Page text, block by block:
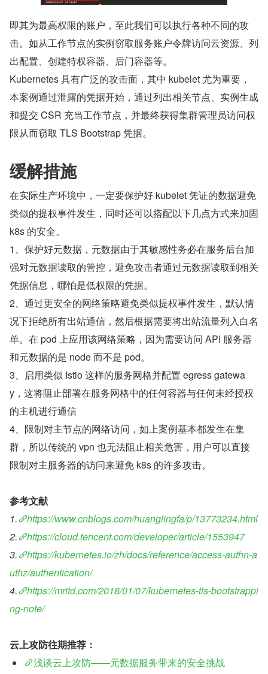
即其为最高权限的账户，至此我们可以执行各种不同的攻
击。如从工作节点的实例窃取服务账户令牌访问云资源、列
出配置、创建特权容器、后门容器等。
Kubernetes 具有广泛的攻击面，其中 kubelet 尤为重要，
本案例通过泄露的凭据开始，通过列出相关节点、实例生成
和提交 CSR 充当工作节点，并最终获得集群管理员访问权
限从而窃取 TLS Bootstrap 凭据。
缓解措施
在实际生产环境中，一定要保护好 kubelet 凭证的数据避免
类似的提权事件发生，同时还可以搭配以下几点方式来加固
k8s 的安全。
1、保护好元数据，元数据由于其敏感性务必在服务后台加
强对元数据读取的管控，避免攻击者通过元数据读取到相关
凭据信息，哪怕是低权限的凭据。
2、通过更安全的网络策略避免类似提权事件发生，默认情
况下拒绝所有出站通信，然后根据需要将出站流量列入白名
单。在 pod 上应用该网络策略，因为需要访问 API 服务器
和元数据的是 node 而不是 pod。
3、启用类似 Istio 这样的服务网格并配置 egress gatewa
y，这将阻止部署在服务网格中的任何容器与任何未经授权
的主机进行通信
4、限制对主节点的网络访问，如上案例基本都发生在集
群，所以传统的 vpn 也无法阻止相关危害，用户可以直接
限制对主服务器的访问来避免 k8s 的许多攻击。
参考文献
1.
https://www.cnblogs.com/huanglingfa/p/13773234.html
2.
https://cloud.tencent.com/developer/article/1553947
3.
https://kubernetes.io/zh/docs/reference/access-authn-a
uthz/authentication/
4.
https://mritd.com/2018/01/07/kubernetes-tls-bootstrappi
ng-note/
云上攻防往期推荐：
浅谈云上攻防——元数据服务带来的安全挑战